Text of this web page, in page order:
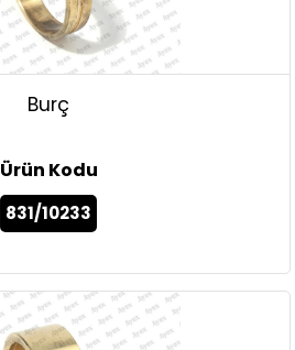
Burç
Ürün Kodu
831/10233